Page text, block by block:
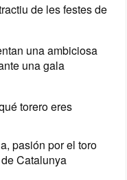
de les festes de
una ambiciosa
una gala
torero eres
pasión por el toro
Catalunya